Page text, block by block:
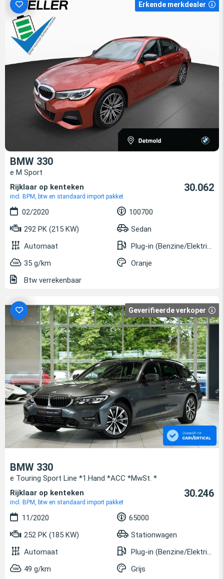
Erkende merkdealer
BMW 330
e M Sport
Rijklaar op kenteken
incl. BPM, btw en standaard import pakket
30.062
02/2020
100700
292 PK (215 KW)
Sedan
Automaat
Plug-in (Benzine/Elektrisch)
35 g/km
Oranje
Btw verrekenbaar
Geverifieerde verkoper
BMW 330
e Touring Sport Line *1.Hand *ACC *MwSt. *
Rijklaar op kenteken
incl. BPM, btw en standaard import pakket
30.246
11/2020
65000
252 PK (185 KW)
Stationwagen
Automaat
Plug-in (Benzine/Elektrisch)
49 g/km
Grijs